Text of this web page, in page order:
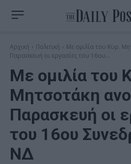
Αρχική Πολιτική
Με ομιλία του Κυρ.
Παρασκευή οι εργασίες του 16ου...
Με ομιλία του
Μητσοτάκη
Παρασκευή οι
του 16ου
ΝΔ